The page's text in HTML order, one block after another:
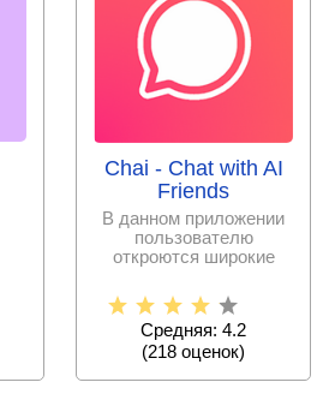
Chai - Chat with AI
Friends
В данном приложении
пользователю
откроются широкие
общения с самыми
Средняя: 4.2
(218 оценок)